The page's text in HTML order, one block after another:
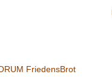
FriedensBrot